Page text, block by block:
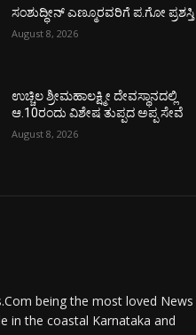
ಸಂಶುದ್ಧೀನ್ ಎಣ್ಮೂರವರಿಗೆ ಪ.ಗೋ ಪ್ರಶಸ್ತಿ
August 8, 2026
ಉಚ್ಚಿಲ ಶ್ರೀಮಹಾಲಕ್ಷ್ಮೀ ದೇವಸ್ಥಾನದಲ್ಲಿ
ಆ.10ರಂದು ವಿಶೇಷ ತುಪ್ಪದ ಅಪ್ಪ ಸೇವೆ
August 8, 2026
being the most loved News
in the coastal Karnataka and